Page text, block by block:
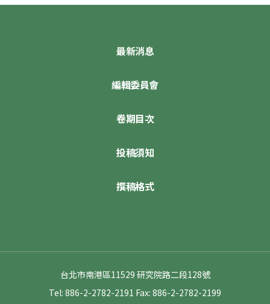
最新消息
編輯委員會
卷期目次
投稿須知
撰稿格式
台北市南港區11529 研究院路二段128號
Tel: 886-2-2782-2191 Fax: 886-2-2782-2199